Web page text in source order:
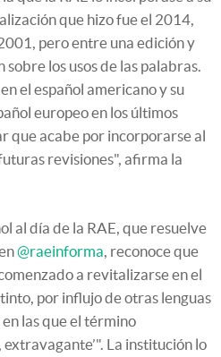
que hizo fue el 2014,
pero entre una edición y
los usos de las palabras.
el español americano y su
europeo en los últimos
que acabe por incorporarse al
revisiones", afirma la
al día de la RAE, que resuelve
@raeinforma , reconoce que
a revitalizarse en el
por influjo de otras lenguas
las que el término
La institución lo